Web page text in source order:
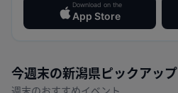
Download on the
App Store
今週末の新潟県 ピックアップ
週末のおすすめイベント